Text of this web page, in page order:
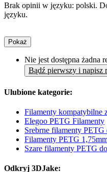
Brak opinii w języku: polski.
języku.
Pokaż
Nie jest dostępna żadna
Bądź pierwszy i napisz
Ulubione kategorie:
Filamenty kompatybilne
Elegoo PETG Filamenty
Srebrne filamenty
Filamenty PETG
Szare filamenty PETG
Odkryj 3DJake: